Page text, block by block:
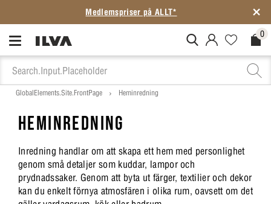
Medlemspriser på ALLT*
MitIlva.Login 0
GlobalElements.Site.FrontPage Heminredning
HEMINREDNING
Inredning handlar om att skapa ett hem med personlighet
genom små detaljer som kuddar, lampor och
prydnadssaker. Genom att byta ut färger, textilier och dekor
kan du enkelt förnya atmosfären i olika rum, oavsett om det